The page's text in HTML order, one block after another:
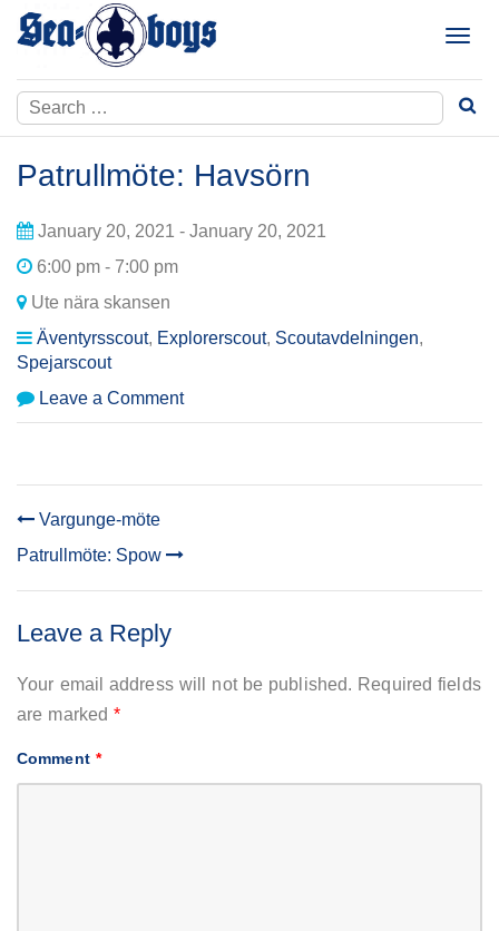
Skip
T
g
l
Search
for:
Patrullmöte: Havsörn
January 20, 2021 - January 20, 2021
6:00 pm - 7:00 pm
Ute nära skansen
Äventyrsscout, Explorerscout, Scoutavdelningen,
Spejarscout
Leave a Commenton
Patrullmöte:
POST
NAVIGATION
Vargunge-möte
Patrullmöte: Spow
Leave a Reply
Your email address will not be published. Required fields
are marked*
Comment *